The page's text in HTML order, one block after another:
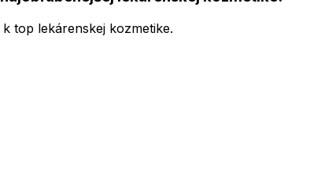
top lekárenskej kozmetike.